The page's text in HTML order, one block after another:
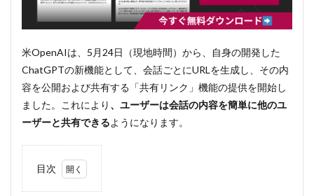
米OpenAIは、5月24日（現地時間）から、自身の開発した
ChatGPTの新機能として、会話ごとにURLを生成し、その内
容を公開および共有する「共有リンク」機能の提供を開始し
ました。これにより 、ユーザーは会話の内容を簡単に他のユ
ーザーと共有できるようになります。
目次